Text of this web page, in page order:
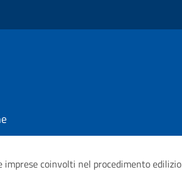
imprese coinvolti nel procedimento edilizio